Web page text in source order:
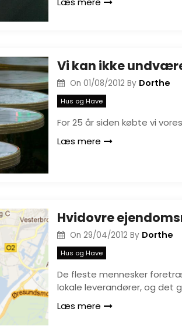
Vi kan ikke
On 01/08/2012 By Dorthe
Hus og Have
For 25 år siden købte vi
Læs mere
On 29/04/2012 By Dorthe
Hus og Have
De fleste mennesker
lokale leverandører, og det
Læs mere